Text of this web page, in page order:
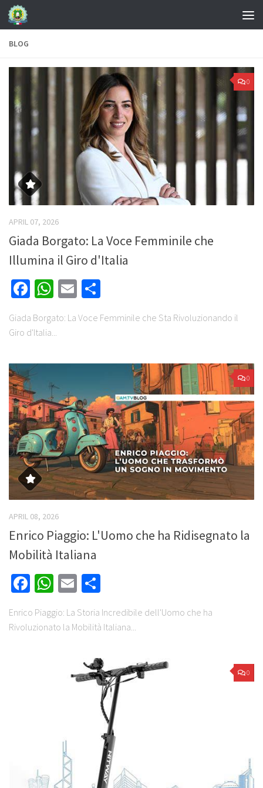
BLOG
0
APRIL 07, 2026
Giada Borgato: La Voce Femminile che
Illumina il Giro d'Italia
Facebook
WhatsApp
Email
Giada Borgato: La Voce Femminile che Sta Rivoluzionando il
Giro d'Italia...
0
APRIL 08, 2026
Enrico Piaggio: L'Uomo che ha Ridisegnato la
Mobilità Italiana
Facebook
WhatsApp
Email
Enrico Piaggio: La Storia Incredibile dell'Uomo che ha
Rivoluzionato la Mobilità Italiana...
0